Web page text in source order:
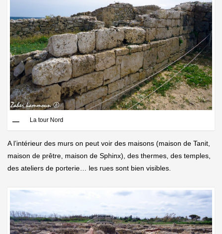
La tour Nord
A l’intérieur des murs on peut voir des maisons (maison de Tanit,
maison de prêtre, maison de Sphinx), des thermes, des temples,
des ateliers de porterie… les rues sont bien visibles.